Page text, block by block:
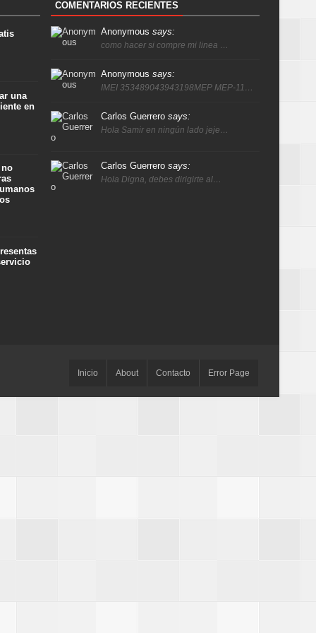
una
en
no
COMENTARIOS RECIENTES
Anonymous says:
como hacer si compre mi linea …
Anonymous says:
IMEI 353489043943198MEP MEP-11…
Carlos Guerrero says:
Hola Samir en ningún lado jeje…
Carlos Guerrero says:
Hola Digna, debes dirigirte al…
Inicio About Contacto Error Page